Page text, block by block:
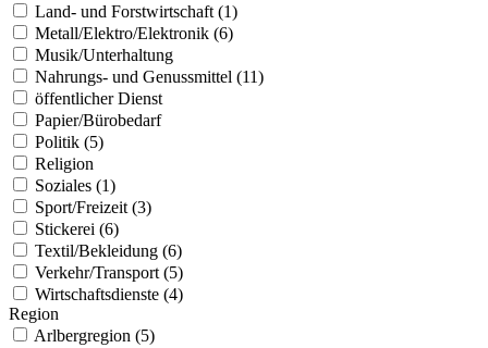
Land- und Forstwirtschaft (1)
Metall/Elektro/Elektronik (6)
Musik/Unterhaltung
Nahrungs- und Genussmittel (11)
öffentlicher Dienst
Papier/Bürobedarf
Politik (5)
Religion
Soziales (1)
Sport/Freizeit (3)
Stickerei (6)
Textil/Bekleidung (6)
Verkehr/Transport (5)
Wirtschaftsdienste (4)
Region
Arlbergregion (5)